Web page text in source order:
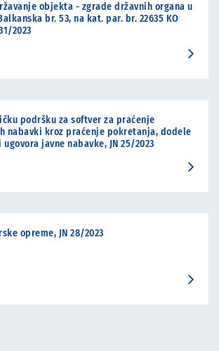
objekta - zgrade državnih organa u
br. 53, na kat. par. br. 22635 KO
2023
podršku za softver za praćenje
nabavki kroz praćenje pokretanja, dodele
javne nabavke, JN 25/2023
opreme, JN 28/2023